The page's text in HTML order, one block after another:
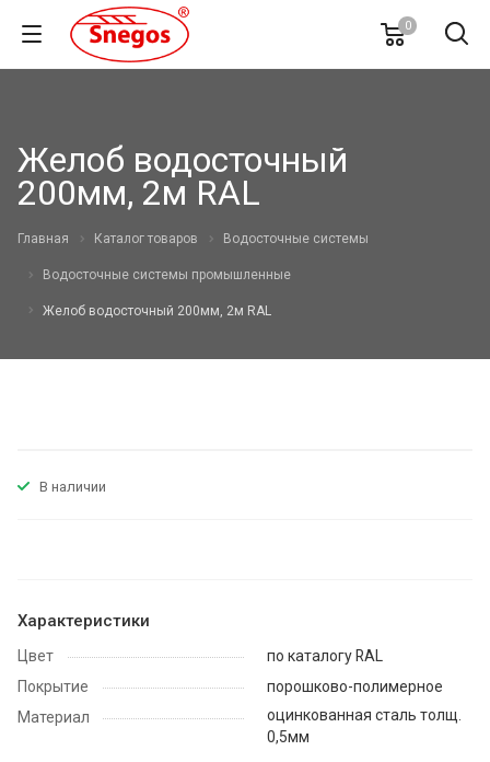
0
Желоб водосточный
200мм, 2м RAL
Главная Каталог товаров Водосточные системы
Водосточные системы промышленные
Желоб водосточный 200мм, 2м RAL
В наличии
Характеристики
Цвет
по каталогу RAL
Покрытие
порошково-полимерное
Материал
оцинкованная сталь толщ.
0,5мм